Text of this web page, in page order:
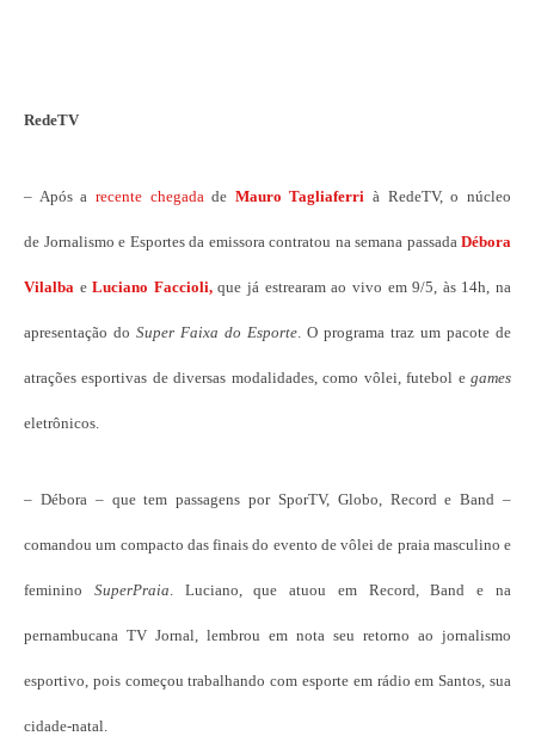
RedeTV
– Após a recente chegada de Mauro Tagliaferri à RedeTV, o núcleo
de Jornalismo e Esportes da emissora contratou na semana passada Débora
Vilalba eLuciano Faccioli,que já estrearam ao vivo em 9/5, às 14h, na
apresentação do Super Faixa do Esporte . O programa traz um pacote de
atrações esportivas de diversas modalidades, como vôlei, futebol e games
eletrônicos.
– Débora – que tem passagens por SporTV, Globo, Record e Band –
comandou um compacto das finais do evento de vôlei de praia masculino e
feminino SuperPraia . Luciano, que atuou em Record, Band e na
pernambucana TV Jornal, lembrou em nota seu retorno ao jornalismo
esportivo, pois começou trabalhando com esporte em rádio em Santos, sua
cidade-natal.